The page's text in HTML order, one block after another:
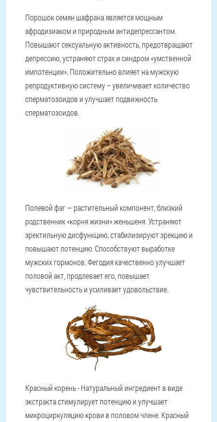
Порошок семян шафрана является мощным
афродизиаком и природным антидепрессантом.
Повышают сексуальную активность, предотвращают
депрессию, устраняют страх и синдром «умственной
импотенции». Положительно влияет на мужскую
репродуктивную систему – увеличивает количество
сперматозоидов и улучшает подвижность
сперматозоидов.
Полевой фаг — растительный компонент, близкий
родственник «корня жизни» женьшеня. Устраняют
эректильную дисфункцию, стабилизируют эрекцию и
повышают потенцию. Способствуют выработке
мужских гормонов. Фегодия качественно улучшает
половой акт, продлевает его, повышает
чувствительность и усиливает удовольствие.
Красный корень - Натуральный ингредиент в виде
экстракта стимулирует потенцию и улучшает
микроциркуляцию крови в половом члене. Красный